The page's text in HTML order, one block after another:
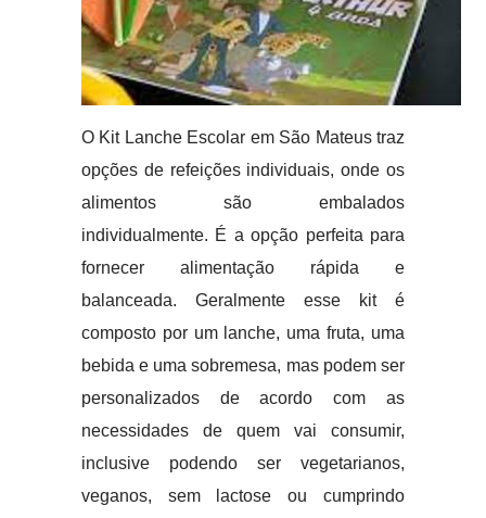
O Kit Lanche Escolar em São Mateus traz
opções de refeições individuais, onde os
alimentos são embalados
individualmente. É a opção perfeita para
fornecer alimentação rápida e
balanceada. Geralmente esse kit é
composto por um lanche, uma fruta, uma
bebida e uma sobremesa, mas podem ser
personalizados de acordo com as
necessidades de quem vai consumir,
inclusive podendo ser vegetarianos,
veganos, sem lactose ou cumprindo